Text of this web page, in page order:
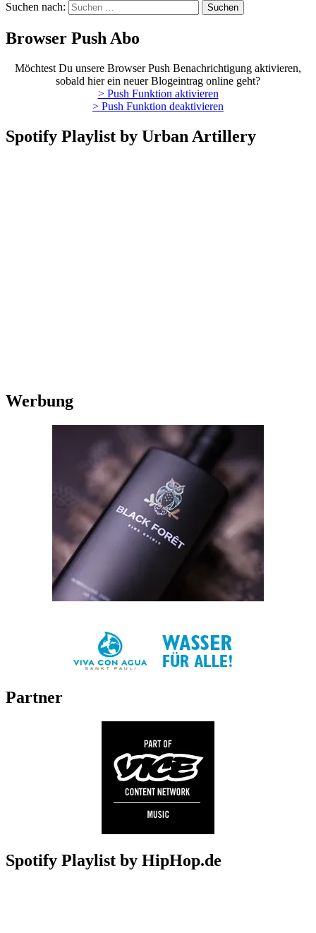
Suchen nach:
Browser Push Abo
Möchtest Du unsere Browser Push Benachrichtigung aktivieren,
sobald hier ein neuer Blogeintrag online geht?
> Push Funktion aktivieren
> Push Funktion deaktivieren
Spotify Playlist by Urban Artillery
Werbung
Partner
Spotify Playlist by HipHop.de